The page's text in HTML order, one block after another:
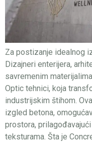
Za postizanje idealnog
Dizajneri enterijera,
savremenim
Optic tehnici, koja
industrijskim štihom.
izgled betona,
prostora,
teksturama. Šta je